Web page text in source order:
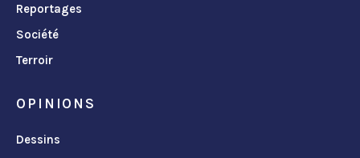
Reportages
Société
Terroir
OPINIONS
Dessins